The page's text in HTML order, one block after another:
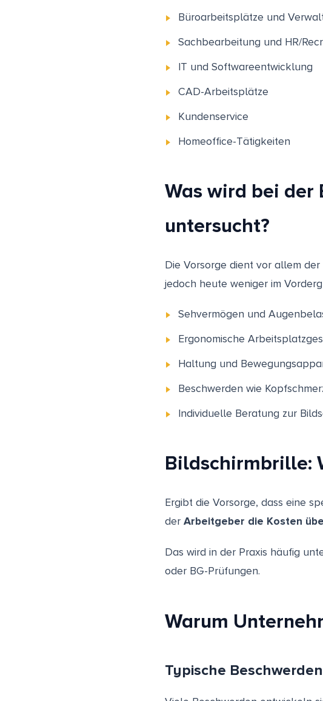
Büroarbeitsplätze und
Sachbearbeitung und HR/
IT und Softwareentwicklung
CAD-Arbeitsplätze
Kundenservice
Homeoffice-Tätigkeiten
Was wird bei
untersucht?
Die Vorsorge dient vor allem der
jedoch heute weniger im
Sehvermögen und
Ergonomische
Haltung und
Beschwerden wie
Individuelle Beratung zur
Bildschirmbrille:
Ergibt die Vorsorge, dass eine
der Arbeitgeber die Kosten
Das wird in der Praxis häufig
oder BG-Prüfungen.
Warum
Typische